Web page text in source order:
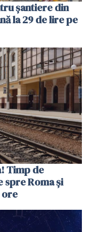
șantiere din
la 29 de lire pe
Timp de
Roma și
ore